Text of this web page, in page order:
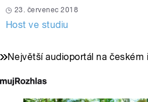
23. červenec 2018
Host ve studiu
Největší audioportál na českém